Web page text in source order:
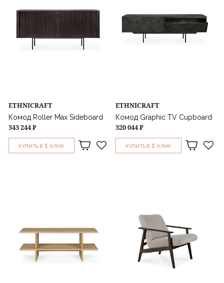
ETHNICRAFT
Комод Roller Max Sideboard
343 244 ₽
КУПИТЬ В 1 КЛИК
ETHNICRAFT
Комод Graphic TV Cupboard
320 044 ₽
КУПИТЬ В 1 КЛИК